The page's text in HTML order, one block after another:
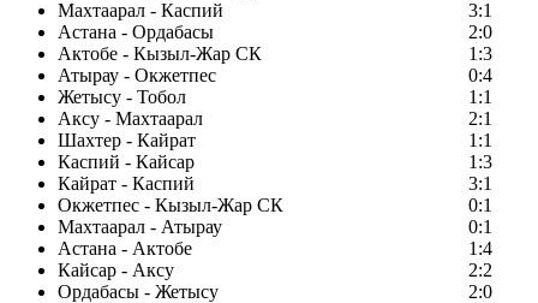
Махтаарал - Каспий
3:1
Астана - Ордабасы
2:0
Актобе - Кызыл-Жар СК
1:3
Атырау - Окжетпес
0:4
Жетысу - Тобол
1:1
Аксу - Махтаарал
2:1
Шахтер - Кайрат
1:1
Каспий - Кайсар
1:3
Кайрат - Каспий
3:1
Окжетпес - Кызыл-Жар СК
0:1
Махтаарал - Атырау
0:1
Астана - Актобе
1:4
Кайсар - Аксу
2:2
Ордабасы - Жетысу
2:0